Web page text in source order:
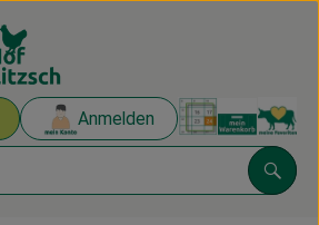
Anmelden
öffnen oder